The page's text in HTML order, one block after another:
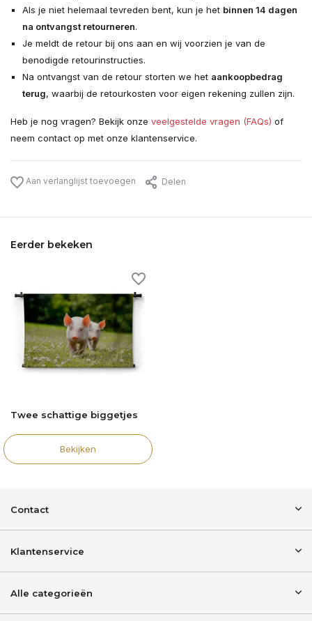
Als je niet helemaal tevreden bent, kun je het binnen 14 dagen
na ontvangst retourneren.
Je meldt de retour bij ons aan en wij voorzien je van de
benodigde retourinstructies.
Na ontvangst van de retour storten we het aankoopbedrag
terug, waarbij de retourkosten voor eigen rekening zullen zijn.
Heb je nog vragen? Bekijk onze veelgestelde vragen (FAQs) of
neem contact op met onze klantenservice.
Aan verlanglijst toevoegen Delen
Eerder bekeken
Twee schattige biggetjes
Bekijken
Contact
Klantenservice
Alle categorieën